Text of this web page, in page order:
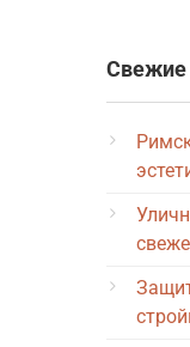
Свежие